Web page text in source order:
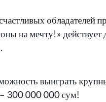
обладателей
на мечту!»
выиграть
300 000 000 сум!